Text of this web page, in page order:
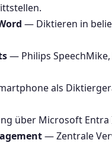
— Diktieren in
— Philips SpeechMike,
als
über Microsoft Entra
— Zentrale